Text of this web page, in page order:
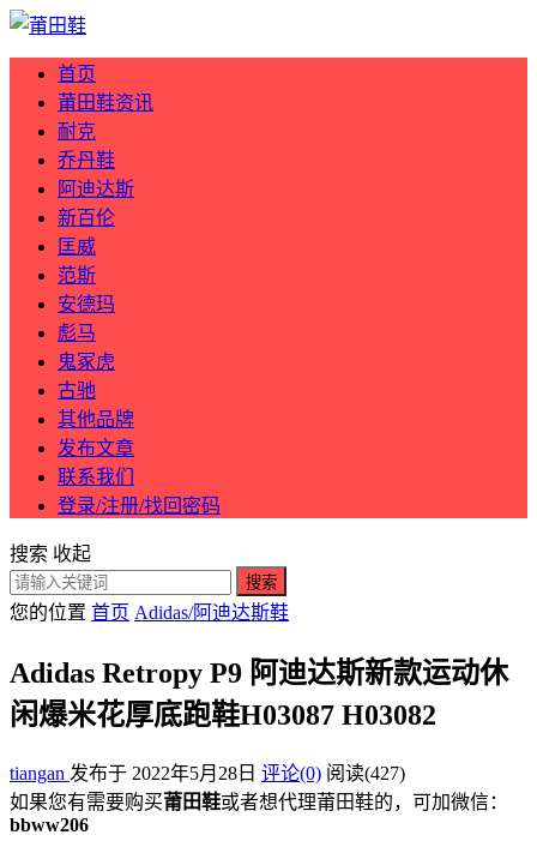
首页
莆田鞋资讯
耐克
乔丹鞋
阿迪达斯
新百伦
匡威
范斯
安德玛
彪马
鬼冢虎
古驰
其他品牌
发布文章
联系我们
登录/注册/找回密码
搜索 收起
搜索
您的位置 首页 Adidas/阿迪达斯鞋
Adidas Retropy P9 阿迪达斯新款运动休
闲爆米花厚底跑鞋H03087 H03082
tiangan 发布于 2022年5月28日 评论(0) 阅读(427)
如果您有需要购买莆田鞋或者想代理莆田鞋的，可加微信：
bbww206